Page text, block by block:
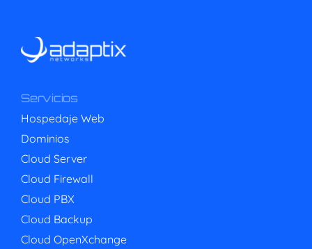
Servicios
Hospedaje Web
Dominios
Cloud Server
Cloud Firewall
Cloud PBX
Cloud Backup
Cloud OpenXchange